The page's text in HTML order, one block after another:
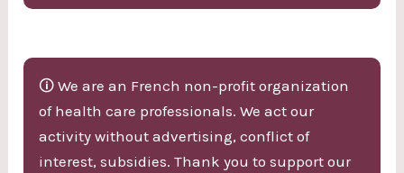
🛈 We are an French non-profit organization
of health care professionals. We act our
activity without advertising, conflict of
interest, subsidies. Thank you to support our